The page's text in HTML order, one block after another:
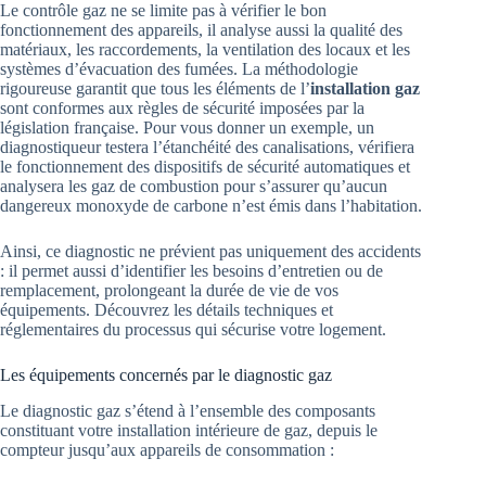
Le contrôle gaz ne se limite pas à vérifier le bon
fonctionnement des appareils, il analyse aussi la qualité des
matériaux, les raccordements, la ventilation des locaux et les
systèmes d’évacuation des fumées. La méthodologie
rigoureuse garantit que tous les éléments de l’installation gaz
sont conformes aux règles de sécurité imposées par la
législation française. Pour vous donner un exemple, un
diagnostiqueur testera l’étanchéité des canalisations, vérifiera
le fonctionnement des dispositifs de sécurité automatiques et
analysera les gaz de combustion pour s’assurer qu’aucun
dangereux monoxyde de carbone n’est émis dans l’habitation.
Ainsi, ce diagnostic ne prévient pas uniquement des accidents
: il permet aussi d’identifier les besoins d’entretien ou de
remplacement, prolongeant la durée de vie de vos
équipements. Découvrez les détails techniques et
réglementaires du processus qui sécurise votre logement.
Les équipements concernés par le diagnostic gaz
Le diagnostic gaz s’étend à l’ensemble des composants
constituant votre installation intérieure de gaz, depuis le
compteur jusqu’aux appareils de consommation :